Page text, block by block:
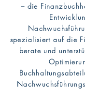
– die
spezialisiert auf die
berate und